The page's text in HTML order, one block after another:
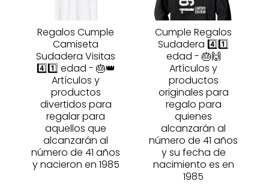
Regalos Cumple
Camiseta
Sudadera Visitas
4️⃣1️⃣ edad - 🎂👑
Artículos y
productos
divertidos para
regalar para
aquellos que
alcanzarán al
número de 41 años
y nacieron en 1985
Cumple Regalos
Sudadera 4️⃣1️⃣
edad - 🎂🙌
Artículos y
productos
originales para
regalo para
quienes
alcanzarán al
número de 41 años
y su fecha de
nacimiento es en
1985